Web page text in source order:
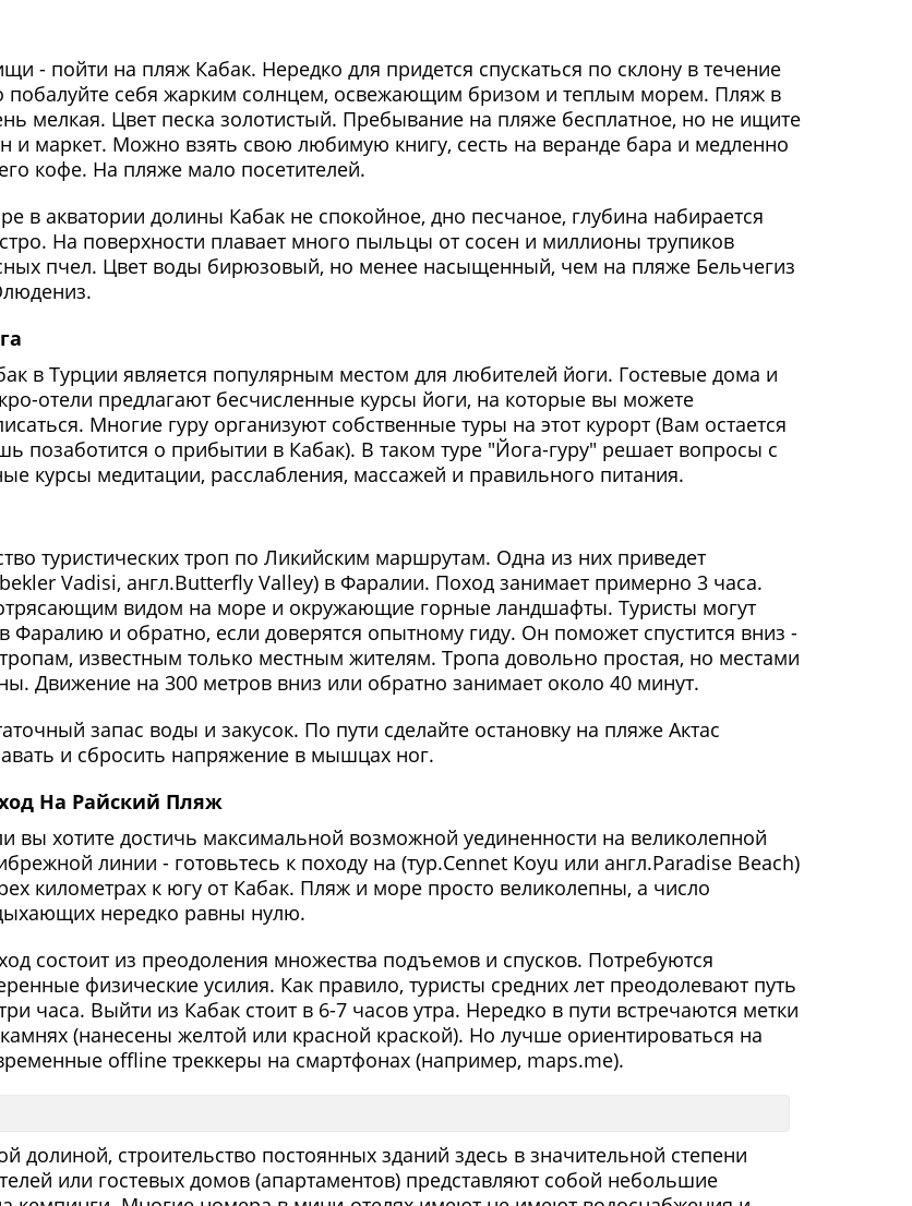
- пойти на пляж Кабак. Нередко для придется спускаться по склону в течение
побалуйте себя жарким солнцем, освежающим бризом и теплым морем. Пляж в
мелкая. Цвет песка золотистый. Пребывание на пляже бесплатное, но не ищите
и маркет. Можно взять свою любимую книгу, сесть на веранде бара и медленно
кофе. На пляже мало посетителей.
в акватории долины Кабак не спокойное, дно песчаное, глубина набирается
На поверхности плавает много пыльцы от сосен и миллионы трупиков
пчел. Цвет воды бирюзовый, но менее насыщенный, чем на пляже Бельчегиз
в Турции является популярным местом для любителей йоги. Гостевые дома и
отели предлагают бесчисленные курсы йоги, на которые вы можете
Многие гуру организуют собственные туры на этот курорт (Вам остается
позаботится о прибытии в Кабак). В таком туре "Йога-гуру" решает вопросы с
курсы медитации, расслабления, массажей и правильного питания.
туристических троп по Ликийским маршрутам. Одна из них приведет
Vadisi, англ.Butterfly Valley) в Фаралии. Поход занимает примерно 3 часа.
видом на море и окружающие горные ландшафты. Туристы могут
и обратно, если доверятся опытному гиду. Он поможет спустится вниз -
известным только местным жителям. Тропа довольно простая, но местами
Движение на 300 метров вниз или обратно занимает около 40 минут.
запас воды и закусок. По пути сделайте остановку на пляже Актас
и сбросить напряжение в мышцах ног.
На Райский Пляж
вы хотите достичь максимальной возможной уединенности на великолепной
линии - готовьтесь к походу на (тур.Cennet Koyu или англ.Paradise Beach)
километрах к югу от Кабак. Пляж и море просто великолепны, а число
нередко равны нулю.
состоит из преодоления множества подъемов и спусков. Потребуются
физические усилия. Как правило, туристы средних лет преодолевают путь
часа. Выйти из Кабак стоит в 6-7 часов утра. Нередко в пути встречаются метки
(нанесены желтой или красной краской). Но лучше ориентироваться на
offline треккеры на смартфонах (например, maps.me).
долиной, строительство постоянных зданий здесь в значительной степени
или гостевых домов (апартаментов) представляют собой небольшие